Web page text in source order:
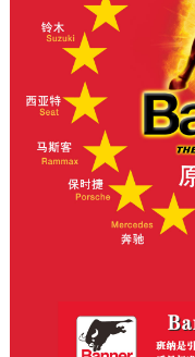
奥地利重点企业证书